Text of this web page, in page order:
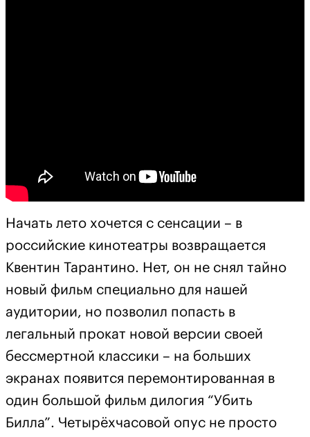
Начать лето хочется с сенсации – в
российские кинотеатры возвращается
Квентин Тарантино. Нет, он не снял тайно
новый фильм специально для нашей
аудитории, но позволил попасть в
легальный прокат новой версии своей
бессмертной классики – на больших
экранах появится перемонтированная в
один большой фильм дилогия “Убить
Билла”. Четырёхчасовой опус не просто